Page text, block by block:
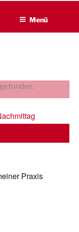
Menü
Praxis